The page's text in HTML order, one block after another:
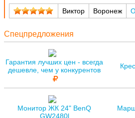
Виктор Воронеж
Спецпредложения
Гарантия лучших цен - всегда
дешевле, чем у конкурентов
Монитор ЖК 24" BenQ
GW2480l